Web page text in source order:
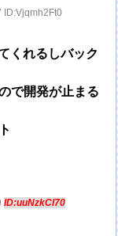
ID:Vjqmh2Ft0
くれるしバック
で開発が止まる
ID:uuNzkCI70